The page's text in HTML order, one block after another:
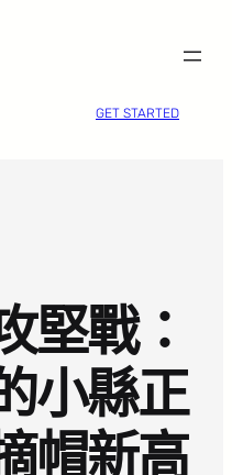
GET STARTED
堅戰：
小縣正
帽新高